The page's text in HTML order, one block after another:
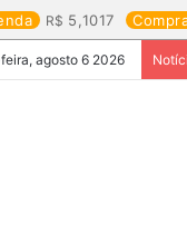
5,1017
agosto 6 2026